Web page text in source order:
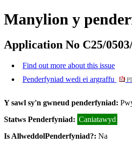
Manylion y
Application No C25/
Find out more about this issue
Penderfyniad wedi ei argraffu
Y sawl sy'n gwneud penderfyniad:
Statws Penderfyniad: Caniatawyd
Is AllweddolPenderfyniad?: Na